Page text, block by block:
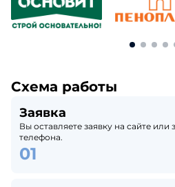
Схема работы
Заявка
Вы оставляете заявку на сайте или
телефона.